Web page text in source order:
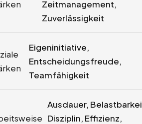
Zeitmanagement,
Zuverlässigkeit
Eigeninitiative,
Entscheidungsfreude,
Teamfähigkeit
Ausdauer,
Disziplin, Effizienz,